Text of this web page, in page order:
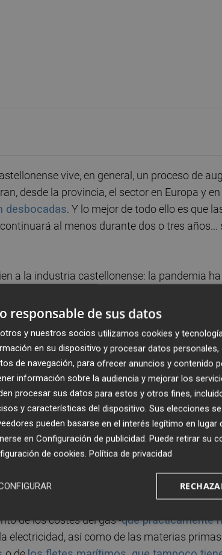
vive, en general, un proceso de
desde la provincia, el sector en Europa y
desbocadas. Y lo mejor de todo ello es que
al menos durante dos o tres
a la industria castellonense: la pandemia
y revestimientos cerámicos. Esto, por
en mercados como el americano, donde
antidumping
optimistas sobre todo para los grandes
pocas veces ha afrontado: trasladar este
es que esto, además, se ha convertido
fuentes del sector debido al inusitado
de los costes del gas -que prácticamente
electricidad, así como de las materias
responsable de sus datos
y nuestros socios utilizamos cookies y
en su dispositivo y procesar datos
de navegación, para ofrecer anuncios y contenido
información sobre la audiencia y mejorar los
procesar sus datos para estos y otros fines,
y características del dispositivo. Sus elecciones
pueden basarse en el interés legítimo en
en Configuración de publicidad. Puede retirar su
de cookies. Política de privacidad